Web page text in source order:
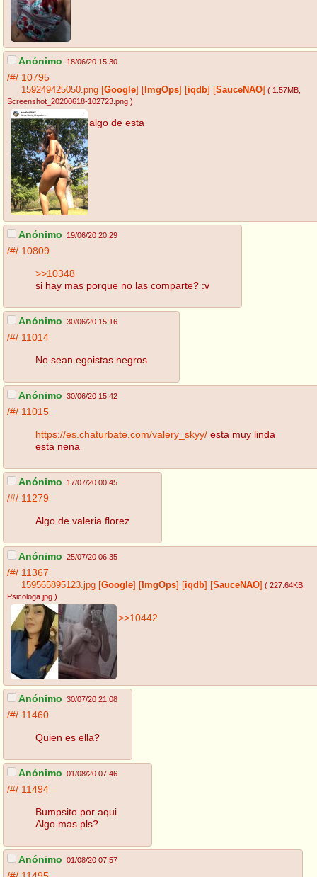
Anónimo 18/06/20 15:30
/#/ 10795
159249425050.png [Google] [ ImgOps] [iqdb] [SauceNAO] ( 1.57MB
Screenshot_20200618-102723.png )
algo de esta
Anónimo 19/06/20 20:29
/#/ 10809
>>10348
si hay mas porque no las comparte? :v
Anónimo 30/06/20 15:16
/#/ 11014
No sean egoistas negros
Anónimo 30/06/20 15:42
/#/ 11015
https://es.chaturbate.com/valery_skyy/ esta muy linda
esta nena
Anónimo 17/07/20 00:45
/#/ 11279
Algo de valeria florez
Anónimo 25/07/20 06:35
/#/ 11367
159565895123.jpg [Google] [ ImgOps] [iqdb] [SauceNAO] ( 227.64KB
Psicologa.jpg )
>>10442
Anónimo 30/07/20 21:08
/#/ 11460
Quien es ella?
Anónimo 01/08/20 07:46
/#/ 11494
Bumpsito por aqui.
Algo mas pls?
Anónimo 01/08/20 07:57